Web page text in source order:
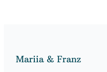
Mariia & Franz